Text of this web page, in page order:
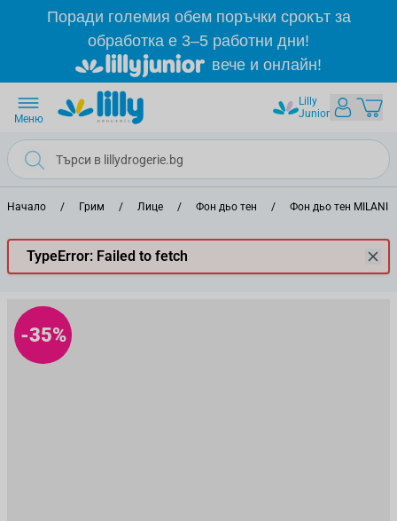
Прескачане към съдържанието
Поради големия обем поръчки срокът за
обработка е 3–5 работни дни!
вече и онлайн!
Lilly
Junior
Меню
Начало / Грим / Лице / Фон дьо тен / Фон дьо тен MILANI
TypeError: Failed to fetch
-35%